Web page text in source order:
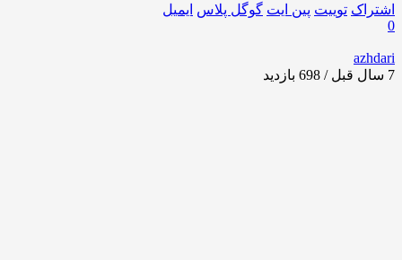
اشتراک توییت پین ایت گوگل‌ پلاس ایمیل
0
azhdari
7 سال قبل / 698
بازدید